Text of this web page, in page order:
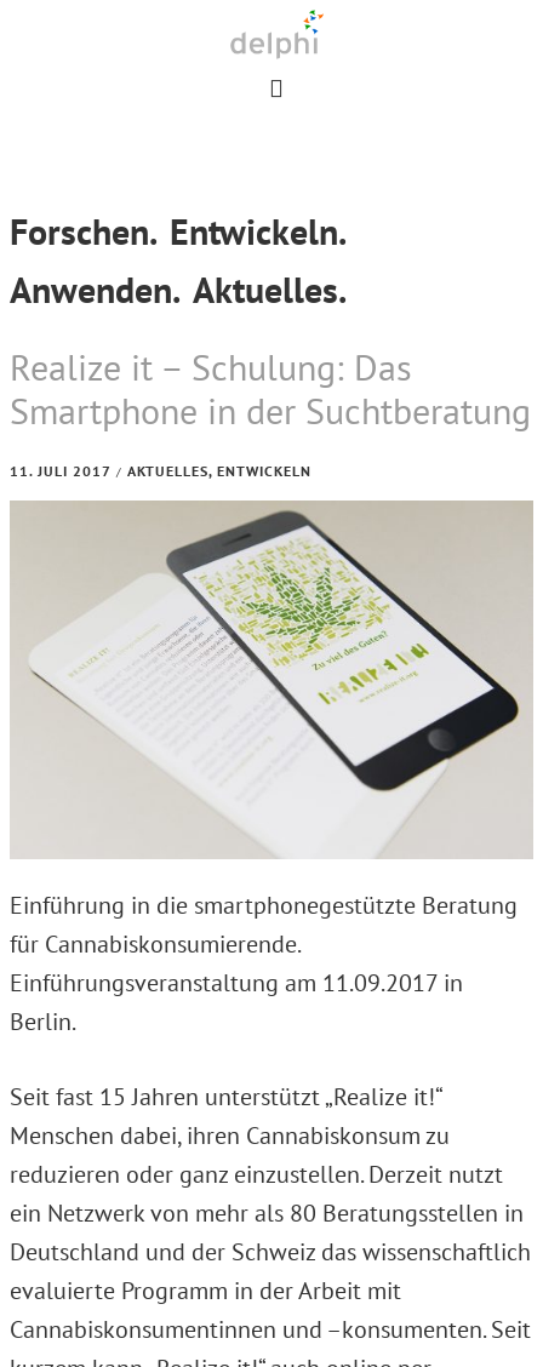
Forschen. Entwickeln.
Anwenden. Aktuelles.
Realize it – Schulung: Das
Smartphone in der Suchtberatung
11. JULI 2017 / AKTUELLES, ENTWICKELN
Einführung in die smartphonegestützte Beratung
für Cannabiskonsumierende.
Einführungsveranstaltung am 11.09.2017 in
Berlin.
Seit fast 15 Jahren unterstützt „Realize it!“
Menschen dabei, ihren Cannabiskonsum zu
reduzieren oder ganz einzustellen. Derzeit nutzt
ein Netzwerk von mehr als 80 Beratungsstellen in
Deutschland und der Schweiz das wissenschaftlich
evaluierte Programm in der Arbeit mit
Cannabiskonsumentinnen und –konsumenten. Seit